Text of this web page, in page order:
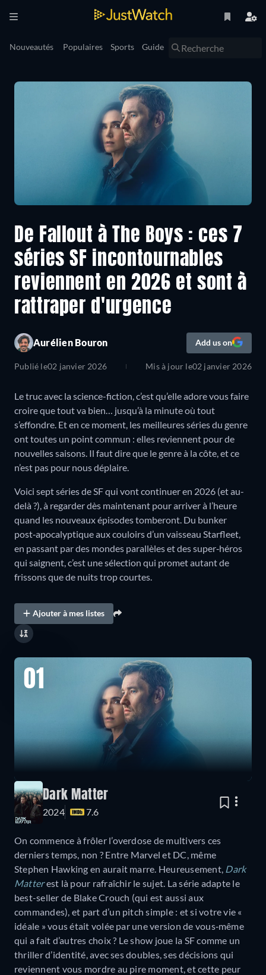
Nouveautés Populaires Sports Guide
De Fallout à The Boys : ces 7
séries SF incontournables
reviennent en 2026 et sont à
rattraper d'urgence
Aurélien Bouron Add us on
Publié le02 janvier 2026 Mis à jour le02 janvier 2026
Le truc avec la science-fiction, c’est qu’elle adore vous faire
croire que tout va bien… jusqu’à la minute où tout
s’effondre. Et en ce moment, les meilleures séries du genre
ont toutes un point commun : elles reviennent pour de
nouvelles saisons. Il faut dire que le genre à la côte, et ce
n’est pas pour nous déplaire.
Voici sept séries de SF qui vont continuer en 2026 (et au-
delà ?), à regarder dès maintenant pour arriver à l’heure
quand les nouveaux épisodes tomberont. Du bunker
post‑apocalyptique aux couloirs d’un vaisseau Starfleet,
en passant par des mondes parallèles et des super‑héros
qui saignent, c’est une sélection qui promet autant de
frissons que de nuits trop courtes.
Ajouter à mes listes
01
Dark Matter
2024 7.6
On commence à frôler l’overdose de multivers ces
derniers temps, non ? Entre Marvel et DC, même
Stephen Hawking en aurait marre. Heureusement, Dark
Matterest là pour rafraîchir le sujet. La série adapte le
best-seller de Blake Crouch (qui est aussi aux
commandes), et part d’un pitch simple : et si votre vie «
idéale » vous était volée par une version de vous‑même
qui a fait d’autres choix ? Le show joue la SF comme un
thriller d’identité, avec ses doubles, ses décisions qui
reviennent vous mordre au pire moment, et cette peur